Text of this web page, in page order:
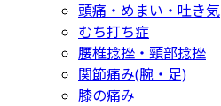
頭痛・めまい・吐き気
むち打ち症
腰椎捻挫・頸部捻挫
関節痛み(腕・足)
膝の痛み